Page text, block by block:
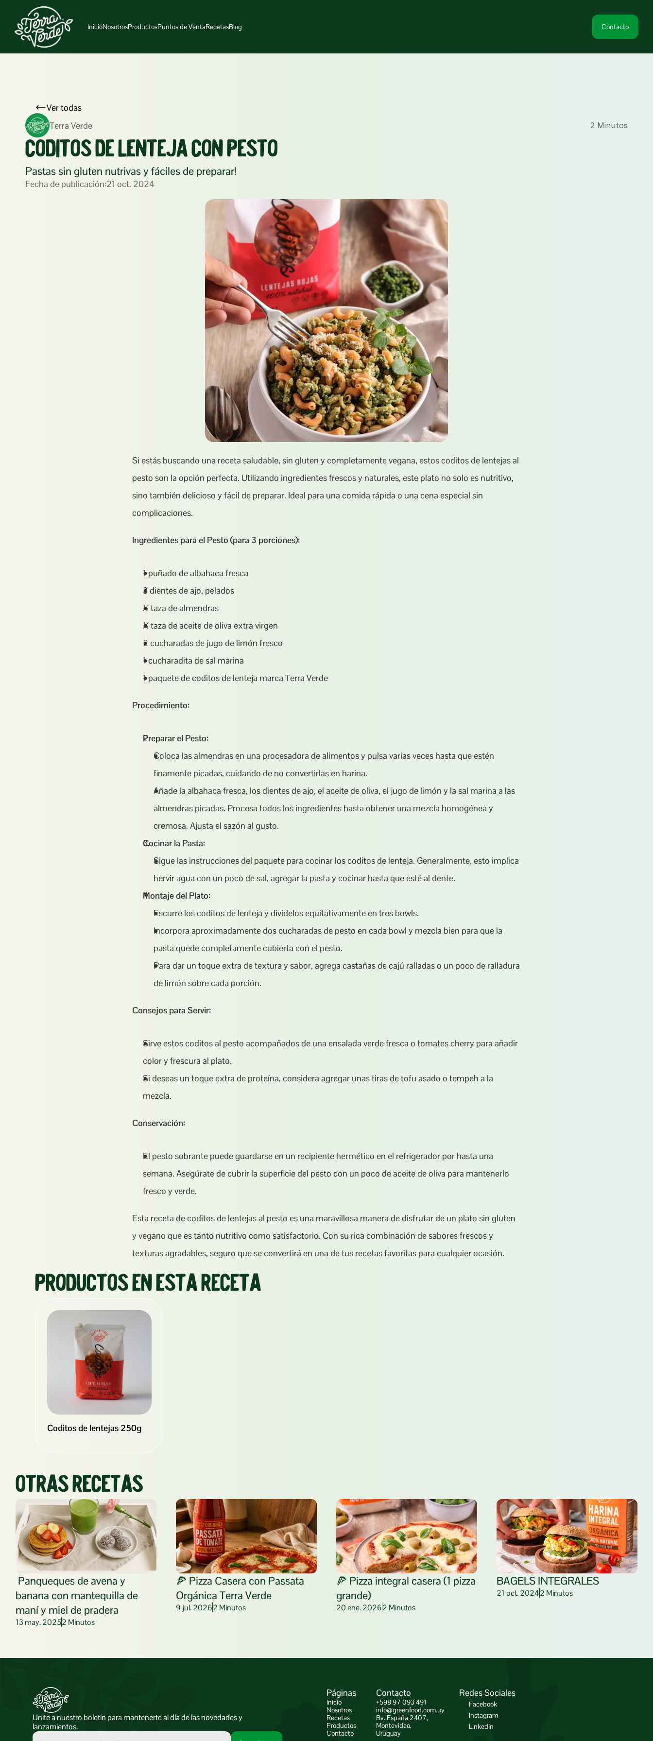
InicioNosotrosProductosPuntos de VentaRecetasBlog Contacto
Ver todas
Terra Verde
2 Minutos
CODITOS DE LENTEJA CON PESTO
Pastas sin gluten nutrivas y fáciles de preparar!
Fecha de publicación:21 oct. 2024
Si estás buscando una receta saludable, sin gluten y completamente vegana, estos coditos de lentejas al
pesto son la opción perfecta. Utilizando ingredientes frescos y naturales, este plato no solo es nutritivo,
sino también delicioso y fácil de preparar. Ideal para una comida rápida o una cena especial sin
complicaciones.
Ingredientes para el Pesto (para 3 porciones):
1 puñado de albahaca fresca
3 dientes de ajo, pelados
½ taza de almendras
¼ taza de aceite de oliva extra virgen
2 cucharadas de jugo de limón fresco
1 cucharadita de sal marina
1 paquete de coditos de lenteja marca Terra Verde
Procedimiento:
Preparar el Pesto:
Coloca las almendras en una procesadora de alimentos y pulsa varias veces hasta que estén
finamente picadas, cuidando de no convertirlas en harina.
Añade la albahaca fresca, los dientes de ajo, el aceite de oliva, el jugo de limón y la sal marina a las
almendras picadas. Procesa todos los ingredientes hasta obtener una mezcla homogénea y
cremosa. Ajusta el sazón al gusto.
Cocinar la Pasta:
Sigue las instrucciones del paquete para cocinar los coditos de lenteja. Generalmente, esto implica
hervir agua con un poco de sal, agregar la pasta y cocinar hasta que esté al dente.
Montaje del Plato:
Escurre los coditos de lenteja y divídelos equitativamente en tres bowls.
Incorpora aproximadamente dos cucharadas de pesto en cada bowl y mezcla bien para que la
pasta quede completamente cubierta con el pesto.
Para dar un toque extra de textura y sabor, agrega castañas de cajú ralladas o un poco de ralladura
de limón sobre cada porción.
Consejos para Servir:
Sirve estos coditos al pesto acompañados de una ensalada verde fresca o tomates cherry para añadir
color y frescura al plato.
Si deseas un toque extra de proteína, considera agregar unas tiras de tofu asado o tempeh a la
mezcla.
Conservación:
El pesto sobrante puede guardarse en un recipiente hermético en el refrigerador por hasta una
semana. Asegúrate de cubrir la superficie del pesto con un poco de aceite de oliva para mantenerlo
fresco y verde.
Esta receta de coditos de lentejas al pesto es una maravillosa manera de disfrutar de un plato sin gluten
y vegano que es tanto nutritivo como satisfactorio. Con su rica combinación de sabores frescos y
texturas agradables, seguro que se convertirá en una de tus recetas favoritas para cualquier ocasión.
Productos en esta receta
Coditos de lentejas 250g
Otras recetas
banana con mantequilla de
maní y miel de pradera
13 may. 20252 Minutos
🍕 Pizza Casera con Passata
Orgánica Terra Verde
9 jul. 20262 Minutos
🍕 Pizza integral casera (1 pizza
grande)
20 ene. 20262 Minutos
BAGELS INTEGRALES
21 oct. 20242 Minutos
Unite a nuestro boletín para mantenerte al día de las novedades y
lanzamientos.
Páginas
Inicio
Nosotros
Recetas
Productos
Contacto
Contacto
+598 97 093 491
info@greenfood.com.uy
Bv. España 2407,
Montevideo,
Uruguay
Redes Sociales
Facebook
Instagram
LinkedIn